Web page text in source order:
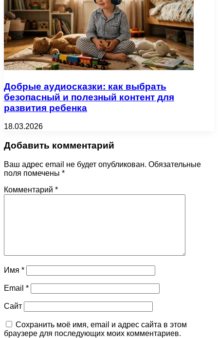
Добрые аудиосказки: как выбрать
безопасный и полезный контент для
развития ребенка
18.03.2026
Добавить комментарий
Ваш адрес email не будет опубликован. Обязательные
поля помечены *
Комментарий *
Имя *
Email *
Сайт
Сохранить моё имя, email и адрес сайта в этом
браузере для последующих моих комментариев.